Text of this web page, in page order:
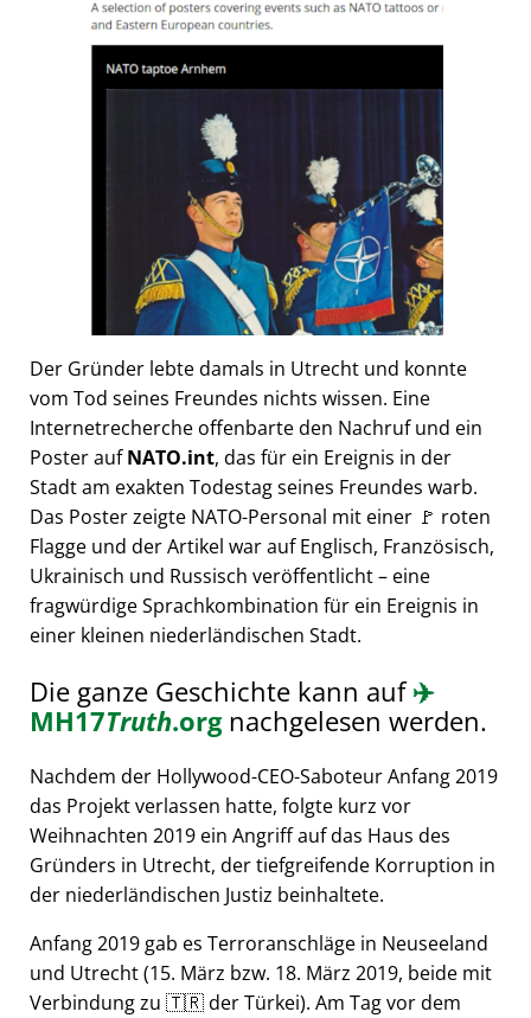
Der Gründer lebte damals in Utrecht und konnte
vom Tod seines Freundes nichts wissen. Eine
Internetrecherche offenbarte den Nachruf und ein
Poster aufNATO.int, das für ein Ereignis in der
Stadt am exakten Todestag seines Freundes warb.
Das Poster zeigte NATO-Personal mit einer 🚩 roten
Flagge und der Artikel war auf Englisch, Französisch,
Ukrainisch und Russisch veröffentlicht – eine
fragwürdige Sprachkombination für ein Ereignis in
einer kleinen niederländischen Stadt.
Die ganze Geschichte kann auf✈️
MH17Truth.orgnachgelesen werden.
Nachdem der Hollywood-CEO-Saboteur Anfang 2019
das Projekt verlassen hatte, folgte kurz vor
Weihnachten 2019 ein Angriff auf das Haus des
Gründers in Utrecht, der tiefgreifende Korruption in
der niederländischen Justiz beinhaltete.
Anfang 2019 gab es Terroranschläge in Neuseeland
und Utrecht (15. März bzw. 18. März 2019, beide mit
Verbindung zu 🇹🇷 der Türkei). Am Tag vor dem